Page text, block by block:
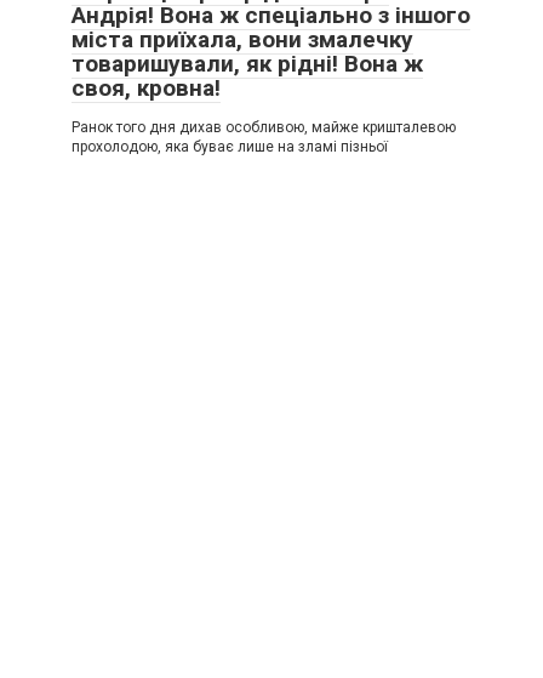
Андрія! Вона ж спеціально з іншого
міста приїхала, вони змалечку
товаришували, як рідні! Вона ж
своя, кровна!
Ранок того дня дихав особливою, майже кришталевою
прохолодою, яка буває лише на зламі пізньої